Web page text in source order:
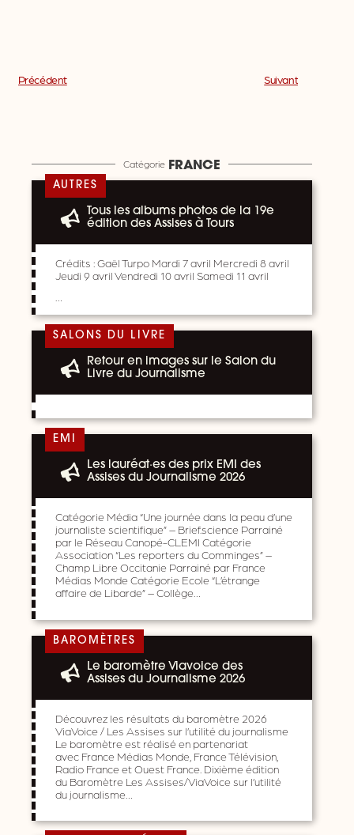
Précédent Suivant
Catégorie FRANCE
AUTRES
Tous les albums photos de la 19e
édition des Assises à Tours
Crédits : Gaël Turpo Mardi 7 avril Mercredi 8 avril
Jeudi 9 avril Vendredi 10 avril Samedi 11 avril
SALONS DU LIVRE
Retour en images sur le Salon du
Livre du Journalisme
EMI
Les lauréat·es des prix EMI des
Assises du Journalisme 2026
Catégorie Média “Une journée dans la peau d’une
journaliste scientifique” – Brief.science Parrainé
par le Réseau Canopé-CLEMI Catégorie
Association “Les reporters du Comminges” –
Champ Libre Occitanie Parrainé par France
Médias Monde Catégorie Ecole “L’étrange
affaire de Libarde” – Collège…
BAROMÈTRES
Le baromètre Viavoice des
Assises du Journalisme 2026
Découvrez les résultats du baromètre 2026
ViaVoice / Les Assises sur l’utilité du journalisme
Le baromètre est réalisé en partenariat
avec France Médias Monde, France Télévision,
Radio France et Ouest France. Dixième édition
du Baromètre Les Assises/ViaVoice sur l’utilité
du journalisme…